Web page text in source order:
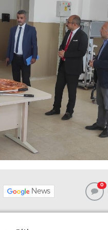
News
0